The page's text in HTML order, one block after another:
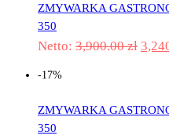
ZMYWARKA
350
Netto: 3,900.00zł
-17%
ZMYWARKA
350